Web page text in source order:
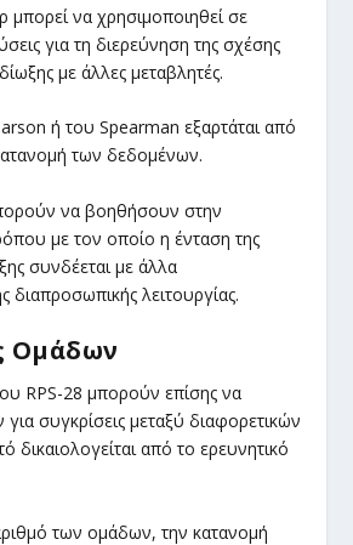
μπορεί να χρησιμοποιηθεί σε
για τη διερεύνηση της σχέσης
με άλλες μεταβλητές.
ή του Spearman εξαρτάται από
των δεδομένων.
να βοηθήσουν στην
με τον οποίο η ένταση της
συνδέεται με άλλα
διαπροσωπικής λειτουργίας.
Ομάδων
RPS-28 μπορούν επίσης να
συγκρίσεις μεταξύ διαφορετικών
δικαιολογείται από το ερευνητικό
των ομάδων, την κατανομή